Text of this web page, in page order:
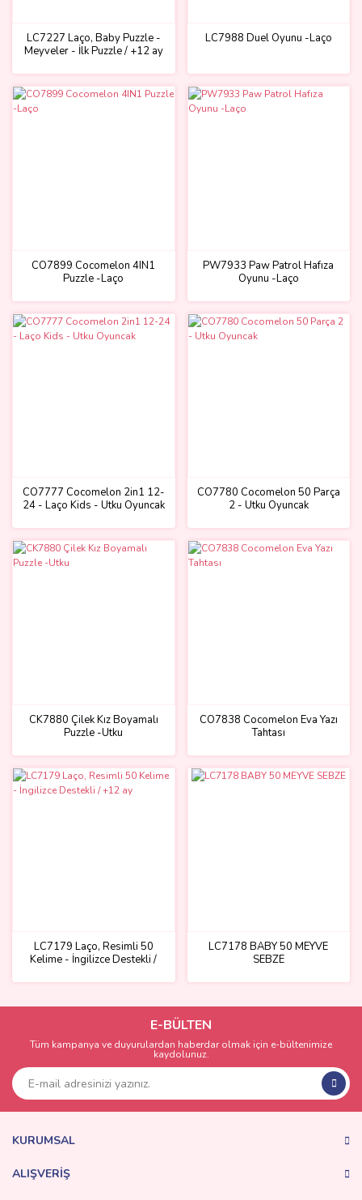
LC7227 Laço, Baby Puzzle -
Meyveler - İlk Puzzle / +12 ay
LC7988 Duel Oyunu -Laço
CO7899 Cocomelon 4IN1
Puzzle -Laço
PW7933 Paw Patrol Hafıza
Oyunu -Laço
CO7777 Cocomelon 2in1 12-
24 - Laço Kids - Utku Oyuncak
CO7780 Cocomelon 50 Parça
2 - Utku Oyuncak
CK7880 Çilek Kız Boyamalı
Puzzle -Utku
CO7838 Cocomelon Eva Yazı
Tahtası
LC7179 Laço, Resimli 50
Kelime - İngilizce Destekli /
LC7178 BABY 50 MEYVE
SEBZE
E-BÜLTEN
Tüm kampanya ve duyurulardan haberdar olmak için e-bültenimize
kaydolunuz.
KURUMSAL
ALIŞVERİŞ